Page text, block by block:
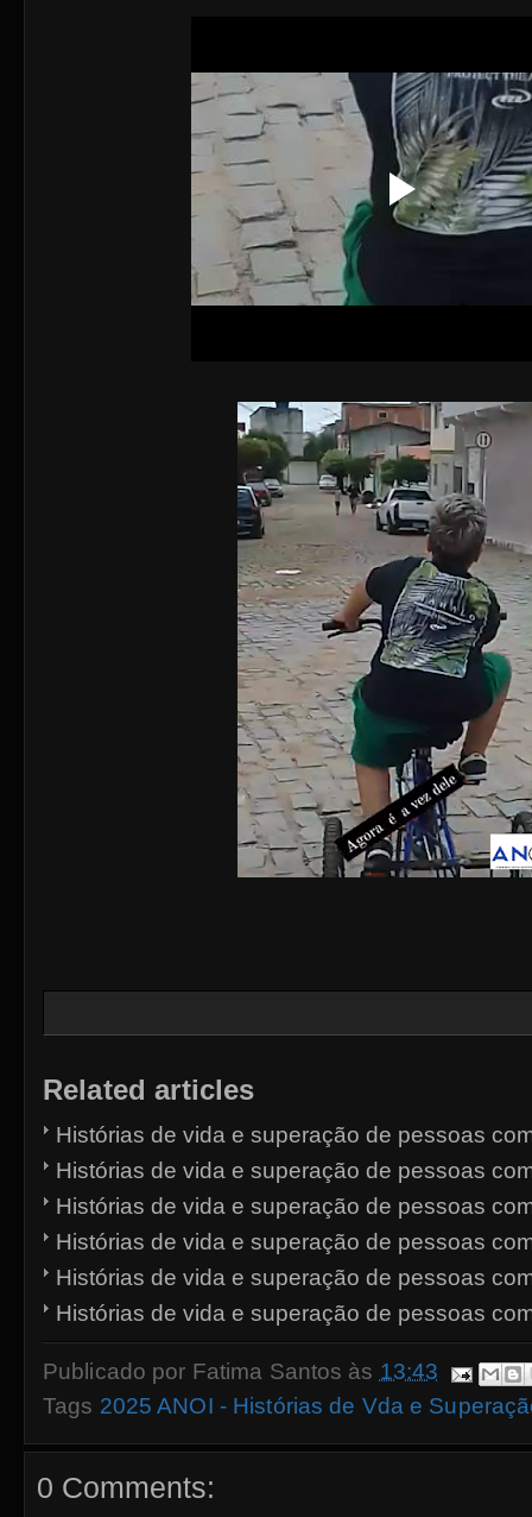
Related articles
Histórias de vida e superação de pessoas
Histórias de vida e superação de pessoas
Histórias de vida e superação de pessoas
Histórias de vida e superação de pessoas
Histórias de vida e superação de pessoas
Histórias de vida e superação de pessoas
Publicado por Fatima Santos às 13:43
Tags 2025 ANOI - Histórias de Vda e
0 Comments: